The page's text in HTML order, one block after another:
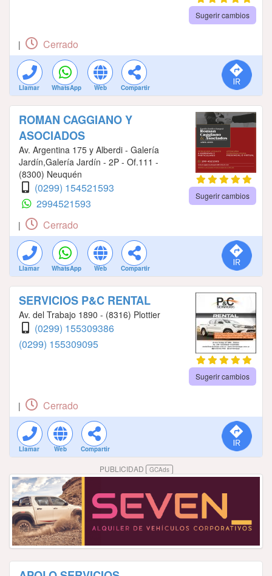
Sugerir cambios
| Cerrado
Llamar WhatsApp Web Compartir
ROMAN CAGGIANO Y
ASOCIADOS
Av. Argentina 175 y Alberdi - Galería
Jardín,Galería Jardín - 2P - Of.111 -
(8300) Neuquén
(0299) 154521593
2994521593
Sugerir cambios
| Cerrado
Llamar WhatsApp Web Compartir
SERVICIOS P&C RENTAL
Av. del Trabajo 1890 - (8316) Plottier
(0299) 155309386
(0299) 155309095
Sugerir cambios
| Cerrado
Llamar Web Compartir
PUBLICIDAD GCAds